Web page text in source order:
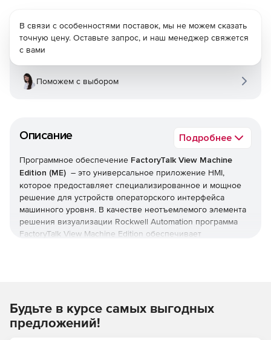
Описание Подробнее
Программное обеспечение FactoryTalk View Machine
Edition (ME) – это универсальное приложение HMI,
которое предоставляет специализированное и мощное
решение для устройств операторского интерфейса
машинного уровня. В качестве неотъемлемого элемента
решения визуализации Rockwell Automation программа
FactoryTalk View Machine Edition обеспечивает
Расширение HMI-интерфейса для мобильных
клиентов с помощью FactoryTalk ViewPoint.
В связи с особенностями поставок, мы не можем сказать
точную цену. Оставьте запрос, и наш менеджер свяжется
с вами
Поможем с выбором
Будьте в курсе самых выгодных
предложений!